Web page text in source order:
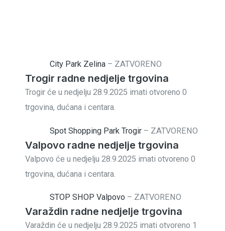
City Park Zelina – ZATVORENO
Trogir radne nedjelje trgovina
Trogir će u nedjelju 28.9.2025 imati otvoreno 0
trgovina, dućana i centara.
Spot Shopping Park Trogir – ZATVORENO
Valpovo radne nedjelje trgovina
Valpovo će u nedjelju 28.9.2025 imati otvoreno 0
trgovina, dućana i centara.
STOP SHOP Valpovo – ZATVORENO
Varaždin radne nedjelje trgovina
Varaždin će u nedjelju 28.9.2025 imati otvoreno 1